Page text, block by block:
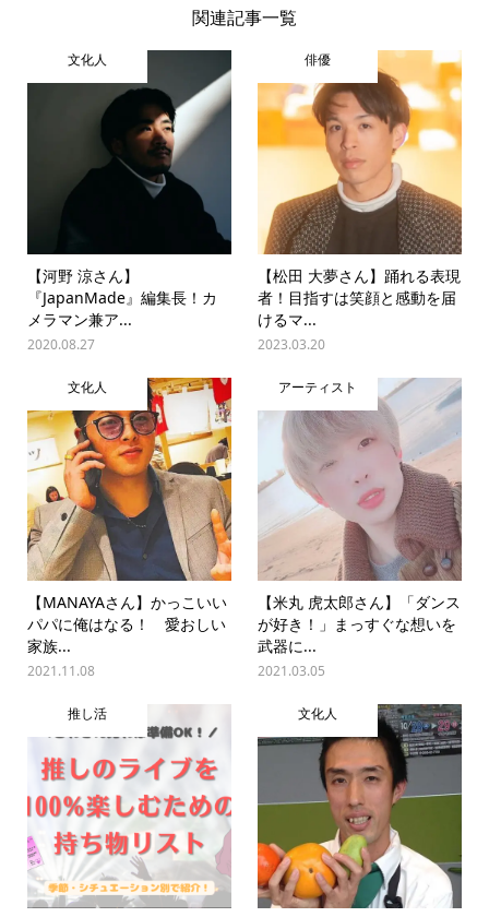
関連記事一覧
文化人
【河野 涼さん】
『JapanMade』編集長！カ
メラマン兼ア...
2020.08.27
俳優
【松田 大夢さん】踊れる表現
者！目指すは笑顔と感動を届
けるマ...
2023.03.20
文化人
【MANAYAさん】かっこいい
パパに俺はなる！ 愛おしい
家族...
2021.11.08
アーティスト
【米丸 虎太郎さん】「ダンス
が好き！」まっすぐな想いを
武器に...
2021.03.05
推し活 文化人